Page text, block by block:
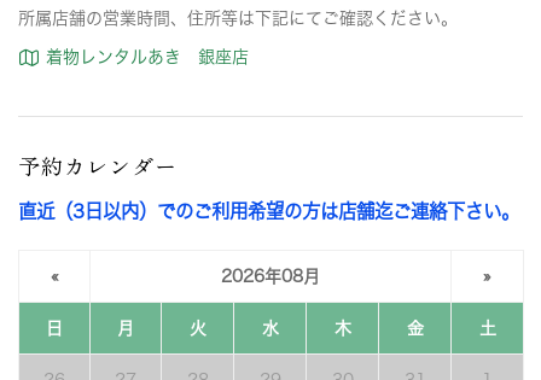
所属店舗の営業時間、住所等は下記にてご確認ください。
着物レンタルあき 銀座店
予約カレンダー
直近（3日以内）でのご利用希望の方は店舗迄ご連絡下さい。
« 2026年08月 »
日 月 火 水 木 金 土